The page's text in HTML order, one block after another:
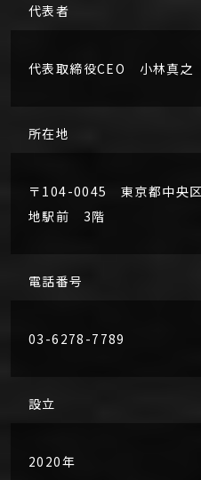
代表者
代表取締役CEO 小林真之
所在地
〒104-0045 東京都中央
地駅前 3階
電話番号
03-6278-7789
設立
2020年